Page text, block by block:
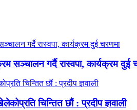
सञ्चालन गर्दै रास्वपा, कार्यक्रम दुई
चिन्तित छौं : प्रदीप ज्ञवाली